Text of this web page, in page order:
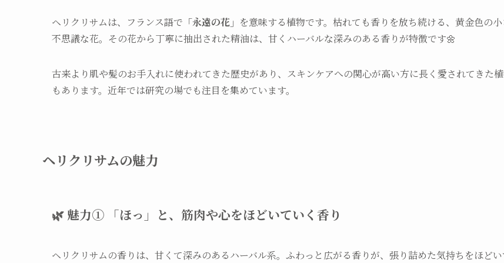
ヘリクリサムは、フランス語で 「永遠の花」 を意味する植物です。枯れても香りを放ち続ける、黄金色の小
不思議な花。その花から丁寧に抽出された精油は、甘くハーバルな深みのある香りが特徴です🌼
古来より肌や髪のお手入れに使われてきた歴史があり、スキンケアへの関心が高い方に長く愛されてきた
もあります。近年では研究の場でも注目を集めています。
ヘリクリサムの魅力
🌿 魅力① 「ほっ」と、筋肉や心をほどいていく香り
ヘリクリサムの香りは、甘くて深みのあるハーバル系。ふわっと広がる香りが、張り詰めた気持ちをほどい